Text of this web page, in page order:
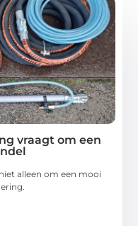
vraagt om een
alleen om een mooi